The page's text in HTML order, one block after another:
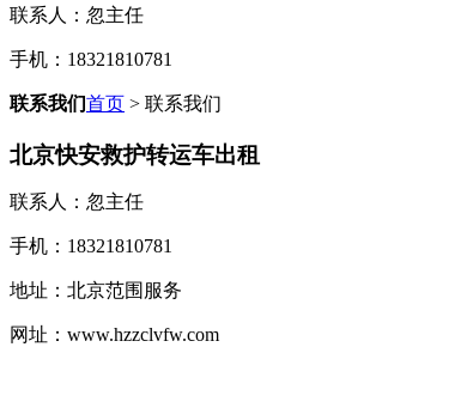
联系人：忽主任
手机：18321810781
联系我们首页 > 联系我们
北京快安救护转运车出租
联系人：忽主任
手机：18321810781
地址：北京范围服务
网址：www.hzzclvfw.com